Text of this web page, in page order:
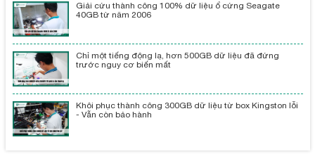
Giải cứu thành công 100% dữ liệu ổ cứng Seagate
40GB từ năm 2006
Chỉ một tiếng động lạ, hơn 500GB dữ liệu đã đứng
trước nguy cơ biến mất
Khôi phục thành công 300GB dữ liệu từ box Kingston lỗi
- Vẫn còn bảo hành